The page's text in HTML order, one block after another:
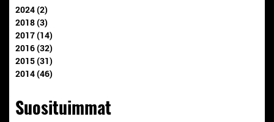
2024 (2)
2018 (3)
2017 (14)
2016 (32)
2015 (31)
2014 (46)
Suosituimmat